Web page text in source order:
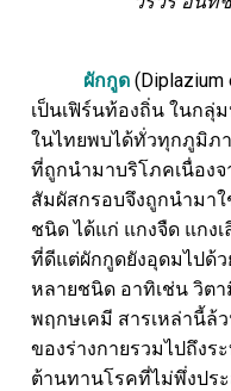
น้าที่
ก่า
เรา
ผักกูด (Diplazium
เป็นเฟิร์นท้องถิ่น ในกลุ่ม
ในไทยพบได้ทั่วทุกภูมิภ
ที่ถูกนำมาบริโภคเนื่อง
สัมผัสกรอบจึงถูกนำมา
ชนิด ได้แก่ แกงจืด แกง
ที่ดีแต่ผักกูดยังอุดมไปด้
หลายชนิด อาทิเช่น วิต
พฤกษเคมี สารเหล่านี้
ของร่างกายรวมไปถึงร
ต้านทานโรคที่ไม่พึ่งปร